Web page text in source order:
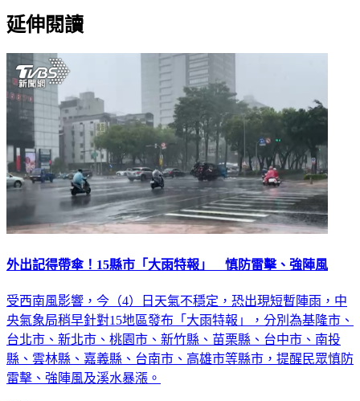
延伸閱讀
外出記得帶傘！15縣市「大雨特報」 慎防雷擊、強陣風
受西南風影響，今（4）日天氣不穩定，恐出現短暫陣雨，中
央氣象局稍早針對15地區發布「大雨特報」，分別為基隆市、
台北市、新北市、桃園市、新竹縣、苗栗縣、台中市、南投
縣、雲林縣、嘉義縣、台南市、高雄市等縣市，提醒民眾慎防
雷擊、強陣風及溪水暴漲。